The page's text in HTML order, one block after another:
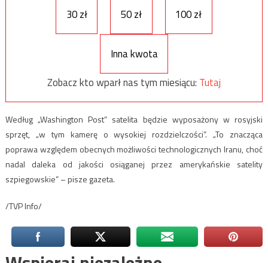
30 zł 50 zł 100 zł
Inna kwota
Zobacz kto wparł nas tym miesiącu: Tutaj
Według „Washington Post” satelita będzie wyposażony w rosyjski
sprzęt, „w tym kamerę o wysokiej rozdzielczości”. „To znacząca
poprawa względem obecnych możliwości technologicznych Iranu, choć
nadal daleka od jakości osiąganej przez amerykańskie satelity
szpiegowskie” – pisze gazeta.
/TVP Info/